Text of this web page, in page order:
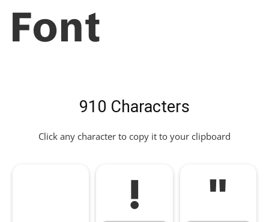
Font
910 Characters
Click any character to copy it to your clipboard
! "